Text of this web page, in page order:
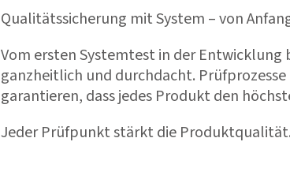
Qualitätssicherung mit System – von
Vom ersten Systemtest in der Entwicklung
ganzheitlich und durchdacht.
garantieren, dass jedes Produkt den
Jeder Prüfpunkt stärkt die